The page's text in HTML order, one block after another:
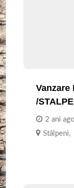
Vanzare
/
2 ani ago
Stâlpeni,